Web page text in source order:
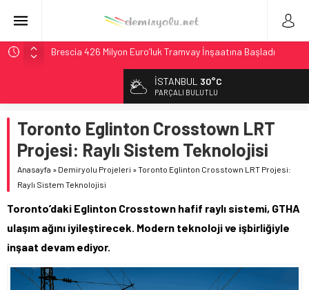
Brescia 426 Milyon Euro’luk Tramvay İnşaatına Başladı
Northern Railway Doğruladı: 308 Bin Rupiye Özel Vagonda
Chicago’da Metra Polisi BVLOS Drone’larla Müdahale
Süresini Kısalttı
NJ Transit’ten Tarihi Bütçe: 46 Yılın Rekoru Onaylandı
České dráhy 101 Yaşındaki Buharlıyı Šumava Seferlerine
Çıkarıyor
İSTANBUL 30°C
PARÇALI BULUTLU
Toronto Eglinton Crosstown LRT
Projesi: Raylı Sistem Teknolojisi
Anasayfa » Demiryolu Projeleri »Toronto Eglinton Crosstown LRT Projesi:
Raylı Sistem Teknolojisi
Toronto’daki Eglinton Crosstown hafif raylı sistemi, GTHA
ulaşım ağını iyileştirecek. Modern teknoloji ve işbirliğiyle
inşaat devam ediyor.